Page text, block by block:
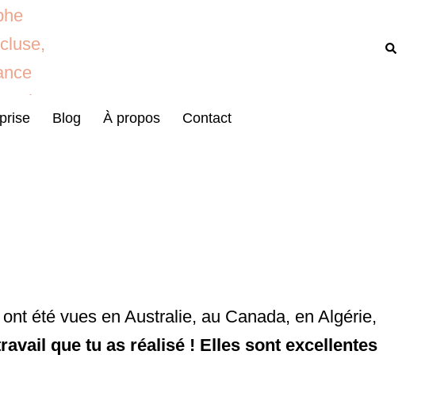
Blog À propos Contact
été vues en Australie, au Canada, en Algérie,
que tu as réalisé ! Elles sont excellentes